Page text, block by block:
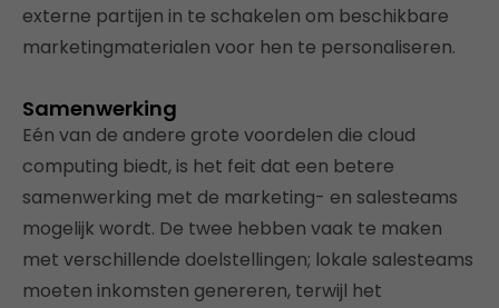
externe partijen in te schakelen om beschikbare
marketingmaterialen voor hen te personaliseren.
Samenwerking
Eén van de andere grote voordelen die cloud
computing biedt, is het feit dat een betere
samenwerking met de marketing- en salesteams
mogelijk wordt. De twee hebben vaak te maken
met verschillende doelstellingen; lokale salesteams
moeten inkomsten genereren, terwijl het